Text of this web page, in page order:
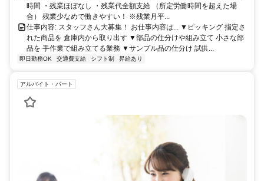
時間 ・残業ほぼなし ・残業代全額支給 （所定労働時間を超えた場
合） 残業少なめで働きやすい！ ※残業月平...
仕事内容: スタッフさん大募集！ お仕事内容は... ▼ピッキング 指定さ
れた商品を 倉庫内から取り出す ▼部品の仕分けや組み立て 小さな部
品を 手作業で組み立てる業務 ▼サンプル品の仕分け 試供...
即日勤務OK 交通費支給 シフト制 昇給あり
アルバイト・パート